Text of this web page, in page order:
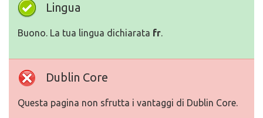
Lingua
Buono. La tua lingua dichiarata fr.
Dublin Core
Questa pagina non sfrutta i vantaggi di Dublin Core.